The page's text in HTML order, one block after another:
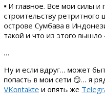
▪ И главное. Все мои силы
строительству ретритного
острове Сумбава в
такой и что из этого
…
Ну и если вдруг… может
попасть в мои сети 😏… я
VKontakte и опять же